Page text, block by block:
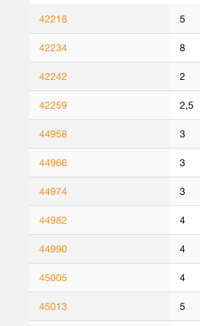
42218 5
42234 8
42242 2
42259 2,5
44958 3
44966 3
44974 3
44982 4
44990 4
45005 4
45013 5